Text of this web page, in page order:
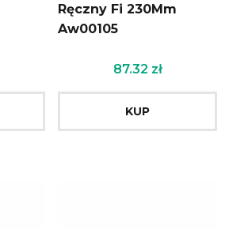
Ręczny Fi 230Mm
Aw00105
87.32 zł
KUP